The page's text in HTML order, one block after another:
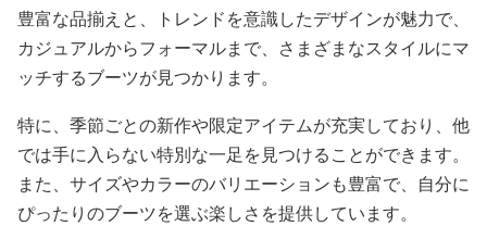
豊富な品揃えと、トレンドを意識したデザインが魅力で、
カジュアルからフォーマルまで、さまざまなスタイルにマ
ッチするブーツが見つかります。
特に、季節ごとの新作や限定アイテムが充実しており、他
では手に入らない特別な一足を見つけることができます。
また、サイズやカラーのバリエーションも豊富で、自分に
ぴったりのブーツを選ぶ楽しさを提供しています。